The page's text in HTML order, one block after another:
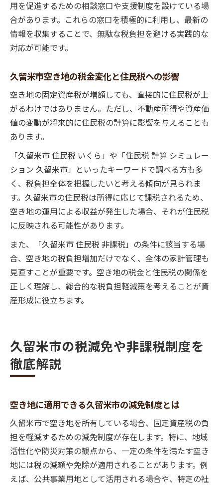
用を促進するための相談窓口や支援制度を設けている場
合があります。これらの窓口を積極的に利用し、最新の
情報を収集することで、無駄な税負担を避ける実践的な
対応が可能です。
久留米市空き地の税金変化と住民税への影響
空き地の固定資産税が増額しても、直接的に住民税が上
がるわけではありません。ただし、不動産所得や資産価
値の変動が将来的に住民税の計算に影響を与えることも
あります。
「久留米市 住民税 いくら」や「住民税 計算 シミュレー
ション 久留米市」といったキーワードで調べる方も多
く、税負担全体を把握したいと考える傾向が見られま
す。久留米市の住民税は所得に応じて課税されるため、
空き地の運用による収益が発生した場合、それが住民税
に反映される可能性があります。
また、「久留米市 住民税 非課税」の条件に該当する場
合、空き地の税負担増加だけでなく、全体の家計管理も
見直すことが重要です。空き地の税金と住民税の関係を
正しく理解し、総合的な税負担軽減策を考えることが資
産形成に役立ちます。
久留米市の税減免や非課税制度を
徹底解説
空き地に適用できる久留米市の減免制度とは
久留米市で空き地を所有している場合、固定資産税の負
担を軽減するための減免制度が存在します。特に、地域
活性化や防災対策の観点から、一定の条件を満たす空き
地には税の減額や免除が適用されることがあります。例
えば、公共事業用地として活用される場合や、特定の社